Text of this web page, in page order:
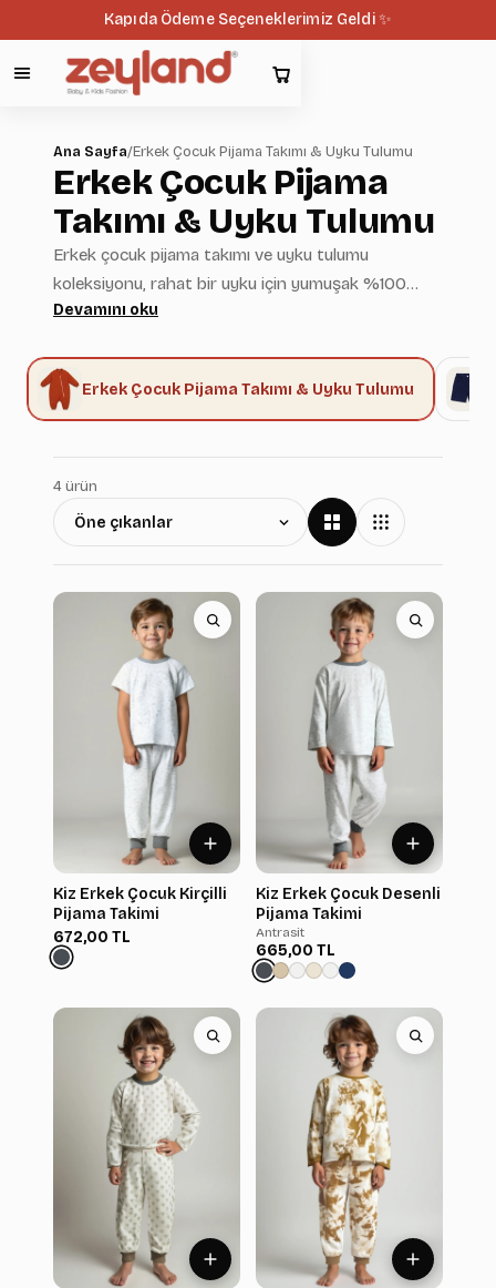
Kapıda Ödeme Seçeneklerimiz Geldi ✨
Ana Sayfa/Erkek Çocuk Pijama Takımı & Uyku Tulumu
Erkek Çocuk Pijama
Takımı & Uyku Tulumu
Erkek çocuk pijama takımı ve uyku tulumu
koleksiyonu, rahat bir uyku için yumuşak %100
pamuklu kumaşlarla hazırlanır. Hipoalerjenik
Zeyland güvencesiyle üretilen modeller
terletmeyen yapısı ve nefes alabilirliğiyle öne çıkar.
Devamını oku
Erkek Çocuk Pijama Takımı & Uyku Tulumu
4 ürün
Kiz Erkek Çocuk Kirçilli
Pijama Takimi
672,00 TL
Kiz Erkek Çocuk Desenli
Pijama Takimi
Antrasit
665,00 TL